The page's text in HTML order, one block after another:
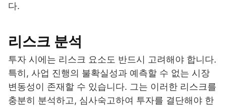
다.
리스크 분석
투자 시에는 리스크 요소도 반드시 고려해야 합니다.
특히, 사업 진행의 불확실성과 예측할 수 없는 시장
변동성이 존재할 수 있습니다. 그는 이러한 리스크를
충분히 분석하고, 심사숙고하여 투자를 결단해야 한